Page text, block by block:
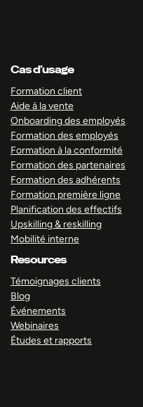
Cas d’usage
Formation client
Aide à la vente
Onboarding des employés
Formation des employés
Formation à la conformité
Formation des partenaires
Formation des adhérents
Formation première ligne
Planification des effectifs
Upskilling & reskilling
Mobilité interne
Resources
Témoignages clients
Blog
Événements
Webinaires
Études et rapports